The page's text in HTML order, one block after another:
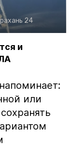
24
и
или